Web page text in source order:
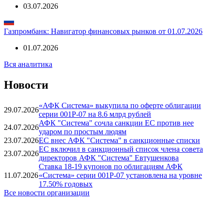
03.07.2026
Газпромбанк: Навигатор финансовых рынков от 01.07.2026
01.07.2026
Вся аналитика
Новости
29.07.2026
«АФК Система» выкупила по оферте облигации
серии 001P-07 на 8.6 млрд рублей
24.07.2026
АФК "Система" сочла санкции ЕС против нее
ударом по простым людям
23.07.2026ЕС внес АФК "Система" в санкционные списки
23.07.2026
ЕС включил в санкционный список члена совета
директоров АФК "Система" Евтушенкова
11.07.2026
Ставка 18-19 купонов по облигациям АФК
«Система» серии 001P-07 установлена на уровне
17.50% годовых
Все новости организации